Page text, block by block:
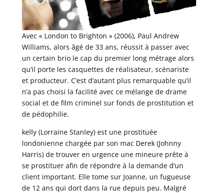
Avec « London to Brighton » (2006), Paul Andrew
Williams, alors âgé de 33 ans, réussit à passer avec
un certain brio le cap du premier long métrage alors
qu’il porte les casquettes de réalisateur, scénariste
et producteur. C’est d’autant plus remarquable qu’il
n’a pas choisi la facilité avec ce mélange de drame
social et de film criminel sur fonds de prostitution et
de pédophilie.
kelly (Lorraine Stanley) est une prostituée
londonienne chargée par son mac Derek (Johnny
Harris) de trouver en urgence une mineure prête à
se prostituer afin de répondre à la demande d’un
client important. Elle tome sur Joanne, un fugueuse
de 12 ans qui dort dans la rue depuis peu. Malgré